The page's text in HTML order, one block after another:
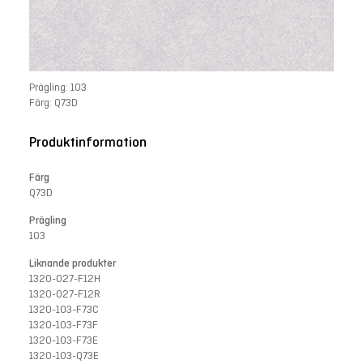
Prägling: 103
Färg: Q73D
Produktinformation
Färg
Q73D
Prägling
103
Liknande produkter
1320-027-F12H
1320-027-F12R
1320-103-F73C
1320-103-F73F
1320-103-F73E
1320-103-Q73E